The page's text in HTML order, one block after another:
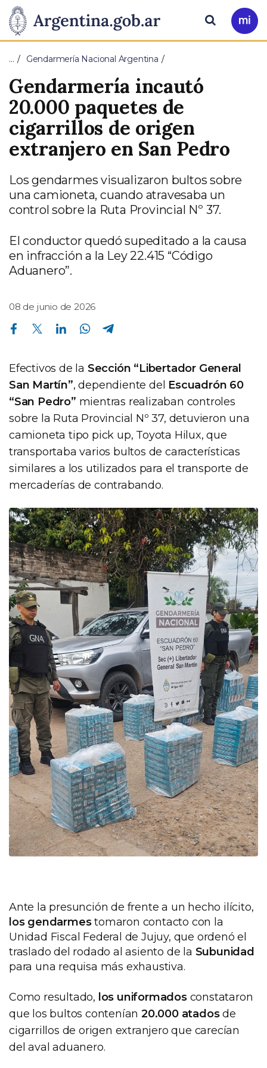
Presidencia
de
la
Nación
Pasar al contenido principal
Ir
a
Buscar
… Gendarmería Nacional Argentina
Gendarmería incautó
20.000 paquetes de
cigarrillos de origen
extranjero en San Pedro
Los gendarmes visualizaron bultos sobre
una camioneta, cuando atravesaba un
control sobre la Ruta Provincial Nº 37.
El conductor quedó supeditado a la causa
en infracción a la Ley 22.415 “Código
Aduanero”.
08 de junio de 2026
Compartir en Facebook Compartir en Twitter Compartir en Linkedin Compartir en Whatsapp
Efectivos de la Sección “Libertador General
San Martín”, dependiente del Escuadrón 60
“San Pedro” mientras realizaban controles
sobre la Ruta Provincial Nº 37, detuvieron una
camioneta tipo pick up, Toyota Hilux, que
transportaba varios bultos de características
similares a los utilizados para el transporte de
mercaderías de contrabando.
Ante la presunción de frente a un hecho ilícito,
los gendarmestomaron contacto con la
Unidad Fiscal Federal de Jujuy, que ordenó el
traslado del rodado al asiento de la Subunidad
para una requisa más exhaustiva.
Como resultado, los uniformadosconstataron
que los bultos contenían20.000 atadosde
cigarrillos de origen extranjero que carecían
del aval aduanero.